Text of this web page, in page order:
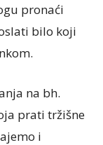
pronaći
bilo koji
na bh.
prati tržišne
i